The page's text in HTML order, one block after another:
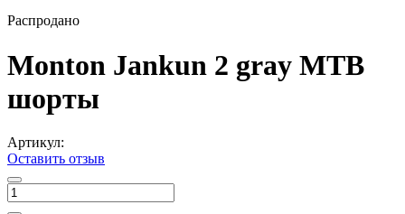
Распродано
Monton Jankun 2 gray MTB
шорты
Артикул:
Оставить отзыв